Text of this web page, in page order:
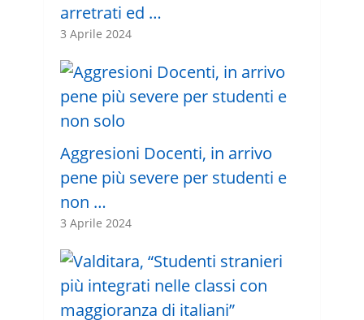
arretrati ed …
3 Aprile 2024
Aggresioni Docenti, in arrivo
pene più severe per studenti e
non …
3 Aprile 2024